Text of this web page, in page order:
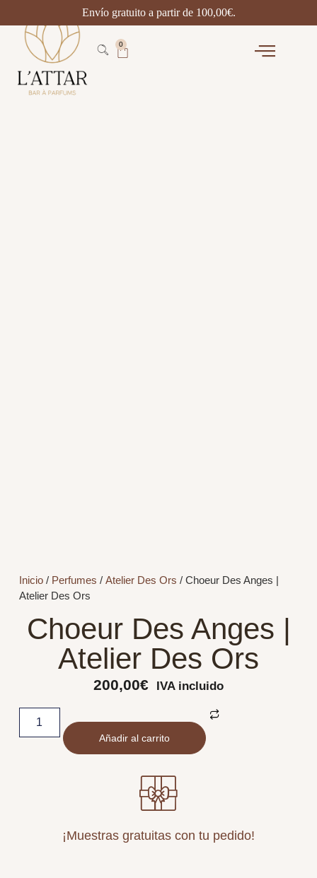
0
Inicio/ Perfumes / Atelier Des Ors / Choeur Des Anges |
Atelier Des Ors
Choeur Des Anges |
Atelier Des Ors
200,00€ IVA incluido
Añadir al carrito
¡Muestras gratuitas con tu pedido!
Envío gratuito a partir de 100,00€.